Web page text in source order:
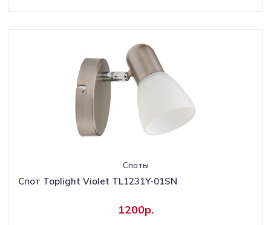
Споты
Спот Toplight Violet TL1231Y-01SN
1200р.